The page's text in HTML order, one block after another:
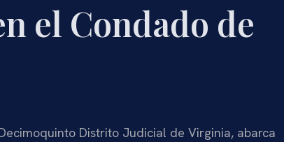
el Condado de
Distrito Judicial de Virginia, abarca